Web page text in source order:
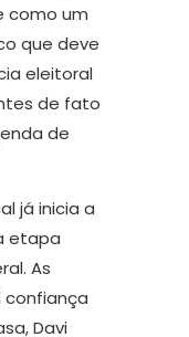
como um
que deve
eleitoral
de fato
de
já inicia a
etapa
As
Davi